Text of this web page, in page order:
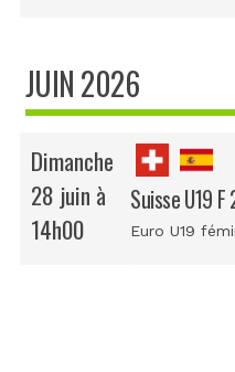
JUIN 2026
Dimanche
28 juin à
14h00
Suisse U19
Euro U19